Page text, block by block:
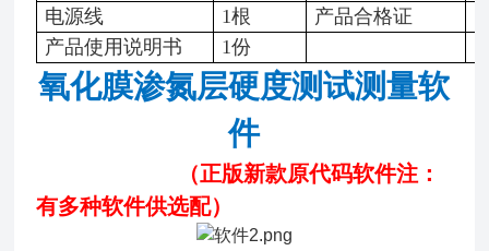
电源线 1根 产品合格证
产品使用说明书
1份
氧化膜渗氮层硬度测试测量软
件
（正版新款原代码软件注：
有多种软件供选配）